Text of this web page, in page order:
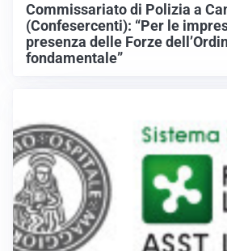
Commissariato di Polizia a
(Confesercenti): “Per le
presenza delle Forze
fondamentale”